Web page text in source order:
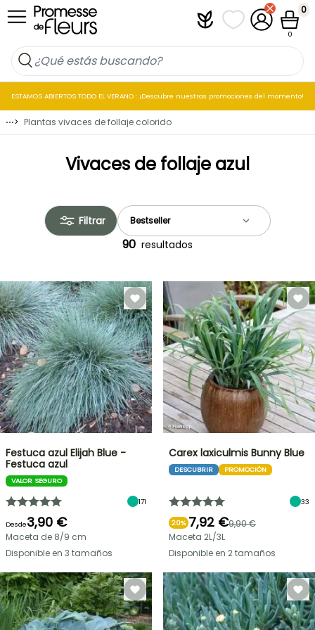
Ir al contenido PlantfitMis listas de
Mi cuenta
Cesta
0
0
ESTAMOS ABIERTOS TODO EL VERANO : ¡Descubre nuestras promociones del momento!
⋯> Plantas vivaces de follaje colorido
Vivaces de follaje azul
Filtrar
90 resultados
Festuca azul Elijah Blue -
Festuca azul
VALOR SEGURO
171
Desde3,90 €
Maceta de 8/9 cm
Disponible en 3 tamaños
Carex laxiculmis Bunny Blue
DESCUBRIR PROMOCIÓN
33
20% 7,92 €9,90 €
Maceta 2L/3L
Disponible en 2 tamaños